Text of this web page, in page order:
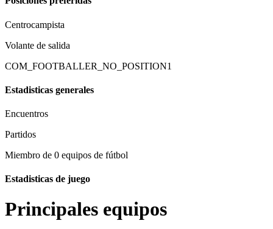
Centrocampista
Volante de salida
COM_FOOTBALLER_NO_POSITION1
Estadisticas generales
Encuentros
Partidos
Miembro de 0 equipos de fútbol
Estadisticas de juego
Principales equipos